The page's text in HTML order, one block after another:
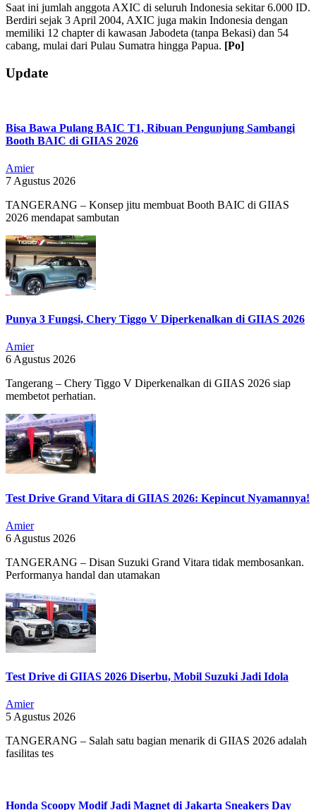
Saat ini jumlah anggota AXIC di seluruh Indonesia sekitar 6.000 ID.
Berdiri sejak 3 April 2004, AXIC juga makin Indonesia dengan
memiliki 12 chapter di kawasan Jabodeta (tanpa Bekasi) dan 54
cabang, mulai dari Pulau Sumatra hingga Papua. [Po]
2019-
04-
Update
Bisa Bawa Pulang BAIC T1, Ribuan Pengunjung Sambangi
Booth BAIC di GIIAS 2026
Amier
7 Agustus 2026
TANGERANG – Konsep jitu membuat Booth BAIC di GIIAS
2026 mendapat sambutan
Punya 3 Fungsi, Chery Tiggo V Diperkenalkan di GIIAS 2026
Amier
6 Agustus 2026
Tangerang – Chery Tiggo V Diperkenalkan di GIIAS 2026 siap
membetot perhatian.
Test Drive Grand Vitara di GIIAS 2026: Kepincut Nyamannya!
Amier
6 Agustus 2026
TANGERANG – Disan Suzuki Grand Vitara tidak membosankan.
Performanya handal dan utamakan
Test Drive di GIIAS 2026 Diserbu, Mobil Suzuki Jadi Idola
Amier
5 Agustus 2026
TANGERANG – Salah satu bagian menarik di GIIAS 2026 adalah
fasilitas tes
Honda Scoopy Modif Jadi Magnet di Jakarta Sneakers Day